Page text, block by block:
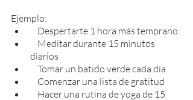
Ejemplo:
    Despertarte 1 hora más temprano
diarios
    Tomar un batido verde cada día
    Comenzar una lista de gratitud